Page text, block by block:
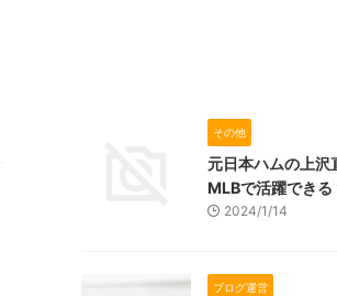
その他
元日本ハムの上沢
MLBで活躍できる
2024/1/14
ブログ運営